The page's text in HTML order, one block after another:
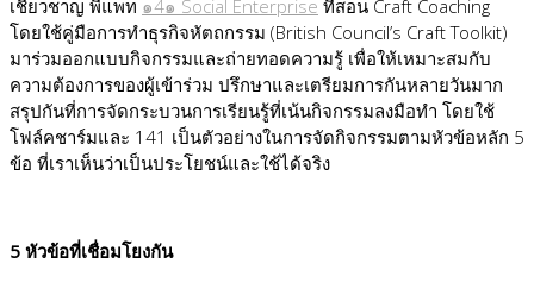
เชี่ยวชาญ พี่แพท ๑4๑ Social Enterprise ที่สอน Craft Coaching
โดยใช้คู่มือการทำธุรกิจหัตถกรรม (British Council’s Craft Toolkit)
มาร่วมออกแบบกิจกรรมและถ่ายทอดความรู้ เพื่อให้เหมาะสมกับ
ความต้องการของผู้เข้าร่วม ปรึกษาและเตรียมการกันหลายวันมาก
สรุปกันที่การจัดกระบวนการเรียนรู้ที่เน้นกิจกรรมลงมือทำ โดยใช้
โฟล์คชาร์มและ 141 เป็นตัวอย่างในการจัดกิจกรรมตามหัวข้อหลัก 5
ข้อ ที่เราเห็นว่าเป็นประโยชน์และใช้ได้จริง
5 หัวข้อที่เชื่อมโยงกัน